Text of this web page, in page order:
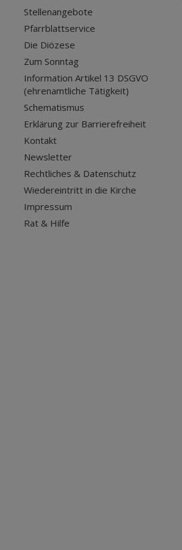
Stellenangebote
Pfarrblattservice
Die Diözese
Zum Sonntag
Information Artikel 13 DSGVO
(ehrenamtliche Tätigkeit)
Schematismus
Erklärung zur Barrierefreiheit
Kontakt
Newsletter
Rechtliches & Datenschutz
Wiedereintritt in die Kirche
Impressum
Rat & Hilfe